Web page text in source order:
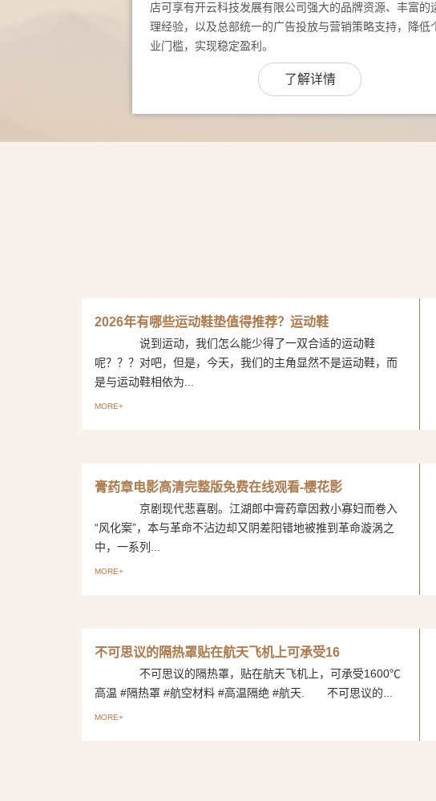
店可享有开云科技发展有限公司强大的品牌资源、丰富的
理经验，以及总部统一的广告投放与营销策略支持，降低
业门槛，实现稳定盈利。
了解详情
2026年有哪些运动鞋垫值得推荐？运动鞋
说到运动，我们怎么能少得了一双合适的运动鞋
呢？？？对吧，但是，今天，我们的主角显然不是运动鞋，而
是与运动鞋相依为...
MORE+
膏药章电影高清完整版免费在线观看-樱花影
京剧现代悲喜剧。江湖郎中膏药章因救小寡妇而卷入
“风化案”，本与革命不沾边却又阴差阳错地被推到革命漩涡之
中，一系列...
MORE+
不可思议的隔热罩贴在航天飞机上可承受16
不可思议的隔热罩，贴在航天飞机上，可承受1600℃
高温 #隔热罩 #航空材料 #高温隔绝 #航天. 不可思议的...
MORE+